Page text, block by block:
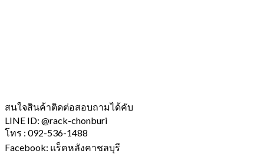
สนใจสินค้าติดต่อสอบถามได้คับ
LINE ID: @rack-chonburi
โทร : 092-536-1488
Facebook: แร็คหลังคาชลบุรี